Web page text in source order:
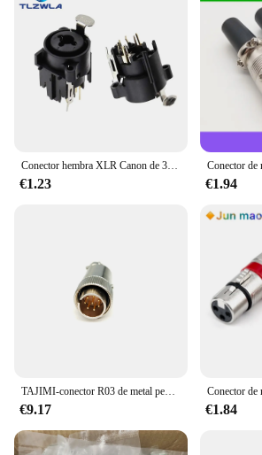
Conector hembra XLR Canon de 3 pines, mezclador de montaje en Panel, micrófono, altavoces de Audio, adaptador de enchufe, 1 ud.
€1.23 €1.94
TAJIMI-conector R03 de metal pequeño con conexión tipo tornillo para lente Canon Fujinon, 8 pines, R03-PB8F, hembra, macho, R03-JB8M
€9.17 €1.84